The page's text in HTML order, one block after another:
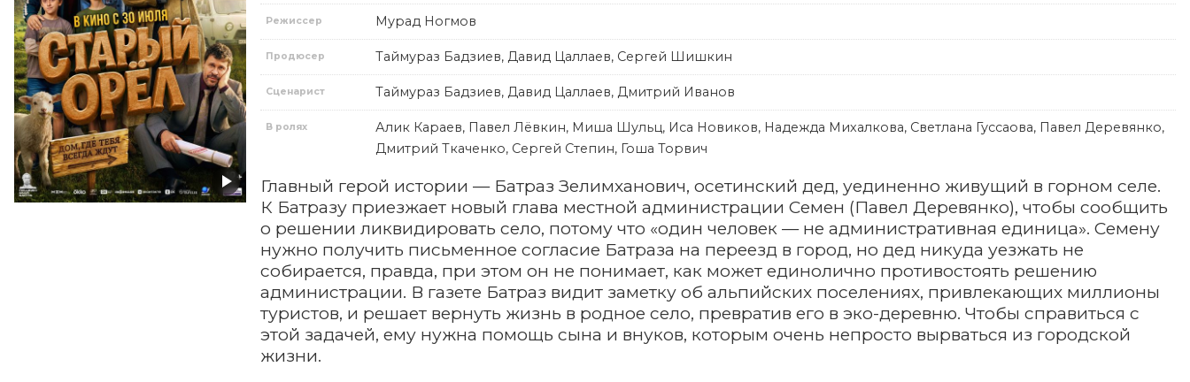
Режиссер Мурад Ногмов
Продюсер Таймураз Бадзиев, Давид Цаллаев, Сергей Шишкин
Сценарист Таймураз Бадзиев, Давид Цаллаев, Дмитрий Иванов
В ролях
Алик Караев, Павел Лёвкин, Миша Шульц, Иса Новиков, Надежда Михалкова, Светлана Гуссаова, Павел Деревянко,
Дмитрий Ткаченко, Сергей Степин, Гоша Торвич
Главный герой истории — Батраз Зелимханович, осетинский дед, уединенно живущий в горном селе.
К Батразу приезжает новый глава местной администрации Семен (Павел Деревянко), чтобы сообщить
о решении ликвидировать село, потому что «один человек — не административная единица». Семену
нужно получить письменное согласие Батраза на переезд в город, но дед никуда уезжать не
собирается, правда, при этом он не понимает, как может единолично противостоять решению
администрации. В газете Батраз видит заметку об альпийских поселениях, привлекающих миллионы
туристов, и решает вернуть жизнь в родное село, превратив его в эко-деревню. Чтобы справиться с
этой задачей, ему нужна помощь сына и внуков, которым очень непросто вырваться из городской
жизни.